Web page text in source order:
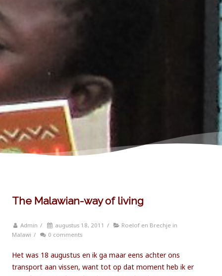
The Malawian-way of living
Admin / augustus 18, 2011 /
Roelof en Brechje in
Malawi / 0 comments
Het was 18 augustus en ik ga maar eens achter ons
transport aan vissen, want tot op dat moment heb ik er